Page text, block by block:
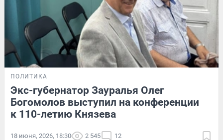
ПОЛИТИКА
Экс-губернатор Зауралья Олег
Богомолов выступил на конференции
к 110-летию Князева
18 июня, 2026, 18:30 2 545 12